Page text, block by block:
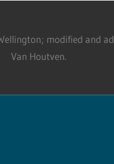
modified and
Van Houtven.